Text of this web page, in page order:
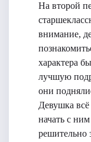
На второй
внимание,
характера
лучшую
они
Девушка
начать с
решительно